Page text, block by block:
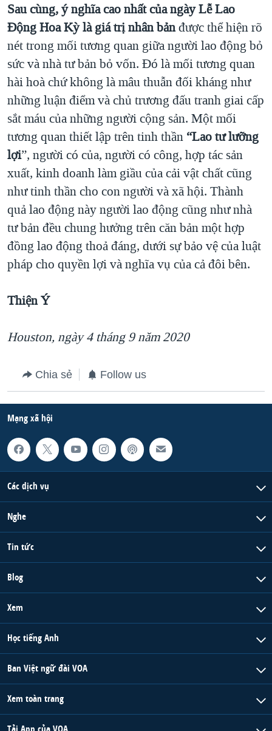
Sau cùng, ý nghĩa cao nhất của ngày Lễ Lao
Ðộng Hoa Kỳ là giá trị nhân bảnđược thể hiện rõ
nét trong mối tương quan giữa người lao động bỏ
sức và nhà tư bản bỏ vốn. Ðó là mối tương quan
hài hoà chứ không là mâu thuẫn đối kháng như
những luận điểm và chủ trương đấu tranh giai cấp
sắt máu của những người cộng sản. Một mối
tương quan thiết lập trên tinh thần “Lao tư lưỡng
lợi”, người có của, người có công, hợp tác sản
xuất, kinh doanh làm giầu của cải vật chất cũng
như tinh thần cho con người và xã hội. Thành
quả lao động này người lao động cũng như nhà
tư bản đều chung hưởng trên căn bản một hợp
đồng lao động thoả đáng, dưới sự bảo vệ của luật
pháp cho quyền lợi và nghĩa vụ của cả đôi bên.
Thiện Ý
Houston, ngày 4 tháng 9 năm 2020
Chia sẻ Follow us
Mạng xã hội
Các dịch vụ
Nghe
Tin tức
Blog
Xem
Học tiếng Anh
Ban Việt ngữ đài VOA
Xem toàn trang